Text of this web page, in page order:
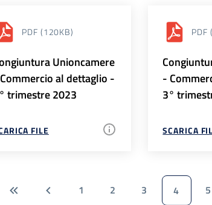
PDF (120KB)
Unioncamere
al dettaglio -
trimestre 2023
FILE
PDF
-
3°
SCARICA
1 2 3 4 5